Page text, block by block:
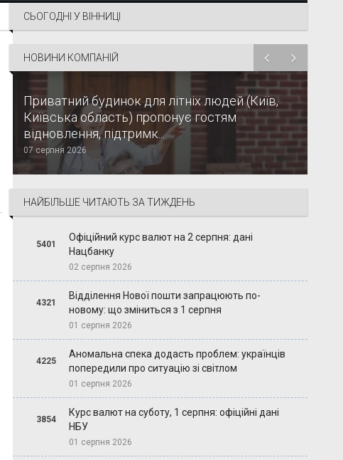
СЬОГОДНІ У ВІННИЦІ
НОВИНИ КОМПАНІЙ
Приватний будинок для літніх людей (Київ,
Київська область) пропонує гостям
відновлення, підтримк...
07 серпня 2026
НАЙБІЛЬШЕ ЧИТАЮТЬ ЗА ТИЖДЕНЬ
5401
Офіційний курс валют на 2 серпня: дані
Нацбанку
02 серпня 2026
4321
Відділення Нової пошти запрацюють по-
новому: що зміниться з 1 серпня
01 серпня 2026
4225
Аномальна спека додасть проблем: українців
попередили про ситуацію зі світлом
01 серпня 2026
3854
Курс валют на суботу, 1 серпня: офіційні дані
НБУ
01 серпня 2026